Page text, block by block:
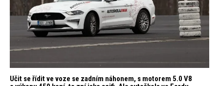
Učit se řídit ve voze se zadním náhonem, s motorem 5.0 V8